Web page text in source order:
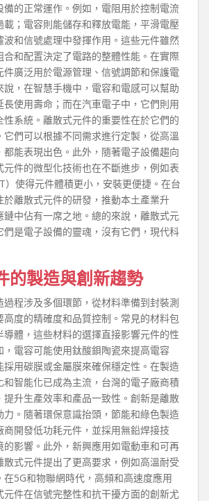
備的正常運作。例如，電阻用於控制電流
載；電容則能儲存和釋放電能，平滑電壓
波和信號處理中發揮作用。這些元件雖然
合和配置決定了電路的整體性能。在實際
件廣泛用於電源管理、信號調節和保護電
說，在智慧手機中，電容和電感可以幫助
長使用壽命；而在汽車電子中，它們則用
性系統。離散式元件的重要性在於它們的
它們可以根據不同需求進行定製，從高溫
都能表現出色。此外，隨著電子設備趨向
元件的微型化技術也在不斷進步，例如表
）使得元件體積更小，安裝更便捷。在台
於離散式元件的研發，推動本土產業升
鏈中佔有一席之地。總的來說，離散式元
們是電子設備的靈魂，沒有它們，現代科
的製造與創新趨勢
過程涉及多個環節，從材料準備到封裝測
高度的精確度和品質控制。常見的材料包
導體，這些材料的選擇直接影響元件的性
，電容可能使用鈦酸鋇陶瓷來提高電容
採用碳膜或金屬膜來確保穩定性。在製造
和智能化已成為主流，台灣的電子廠商積
提升生產效率和產品一致性。創新是離散
力。隨著環保意識抬頭，節能和綠色製造
商開發低功耗元件，並採用無鉛焊接技
的影響。此外，新興應用如電動車和可再
散式元件提出了更高要求，例如高溫耐受
5G和物聯網時代，高頻和高速度應用
元件在信號完整性和抗干擾方面的創新尤